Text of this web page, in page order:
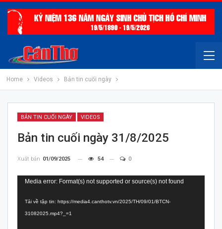
Home Videos Bản tin cuối ngày
BẢN TIN CUỐI NGÀY VIDEOS
Bản tin cuối ngày 31/8/2025
Xuất bản 01/09/2025 54 0
Trình
Video
Media error: Format(s) not supported or source(s) not found
Tải về tập tin: https://media4.canthotv.vn/2025/TH/09/01/BTCN-
31082025.mp4?_=1